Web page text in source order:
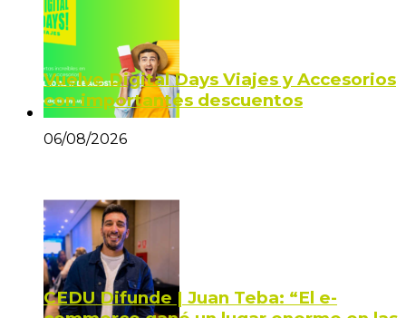
Vuelve Digital Days Viajes y Accesorios
con importantes descuentos
06/08/2026
CEDU Difunde | Juan Teba: “El e-